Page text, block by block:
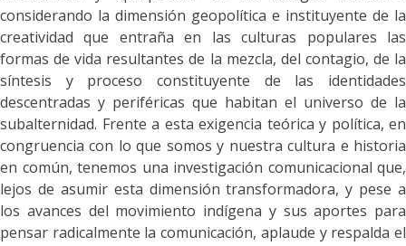
considerando la dimensión geopolítica e instituyente de la
creatividad que entraña en las culturas populares las
formas de vida resultantes de la mezcla, del contagio, de la
síntesis y proceso constituyente de las identidades
descentradas y periféricas que habitan el universo de la
subalternidad. Frente a esta exigencia teórica y política, en
congruencia con lo que somos y nuestra cultura e historia
en común, tenemos una investigación comunicacional que,
lejos de asumir esta dimensión transformadora, y pese a
los avances del movimiento indígena y sus aportes para
pensar radicalmente la comunicación, aplaude y respalda el